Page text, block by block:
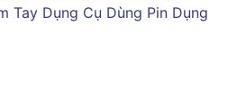
Tay Dụng Cụ Dùng Pin Dụng